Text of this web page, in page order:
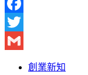
Facebook
Twitter
創業新知